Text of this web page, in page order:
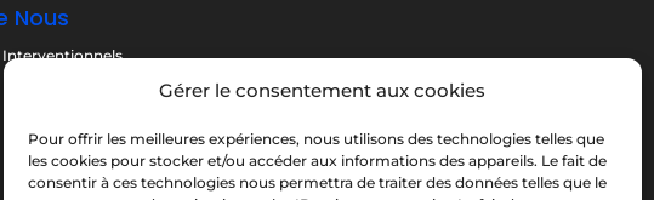
Gérer le consentement aux cookies
Pour offrir les meilleures expériences, nous utilisons des technologies telles que
les cookies pour stocker et/ou accéder aux informations des appareils. Le fait de
consentir à ces technologies nous permettra de traiter des données telles que le
Nous
Interventionnels